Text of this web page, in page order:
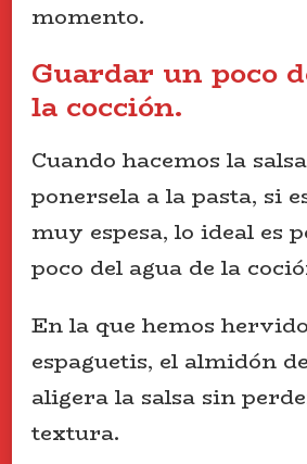
momento.
Guardar un poco
la cocción.
Cuando hacemos la
ponersela a la pasta, si
muy espesa, lo ideal es
poco del agua de la
En la que hemos
espaguetis, el almidón
aligera la salsa sin
textura.